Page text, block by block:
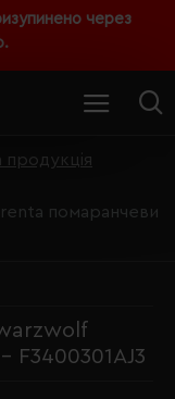
через
продукція
помаранчеви